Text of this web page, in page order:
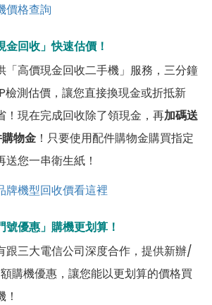
價格查詢
金回收」快速估價！
「高價現金回收二手機」服務，三分鐘
檢測估價，讓您直接換現金或折抵新
！現在完成回收除了領現金，再加碼送
物金 ！只要使用配件購物金購買指定
送您一串衛生紙！
牌機型回收價看這裡
號優惠」購機更划算！
跟三大電信公司深度合作，提供新辦/
購機優惠，讓您能以更划算的價格買